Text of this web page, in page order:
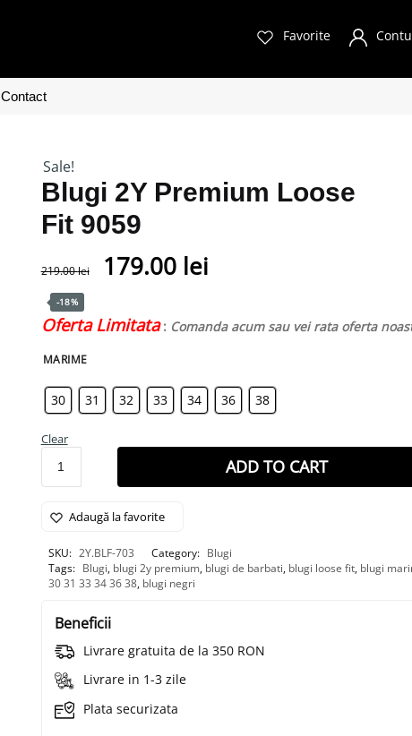
Favorite
Contact
Sale!
Blugi 2Y Premium Loose
Fit 9059
219.00lei 179.00 lei
-18%
Oferta Limitata : Comanda acum sau vei rata oferta
MARIME
30 31 32 33 34 36 38
Clear
ADD TO CART
Adaugă la favorite
SKU: 2Y.BLF-703 Category: Blugi
Tags: Blugi, blugi 2y premium, blugi de barbati, blugi loose fit, blugi
30 31 33 34 36 38, blugi negri
Beneficii
Livrare gratuita de la 350 RON
Livrare in 1-3 zile
Plata securizata